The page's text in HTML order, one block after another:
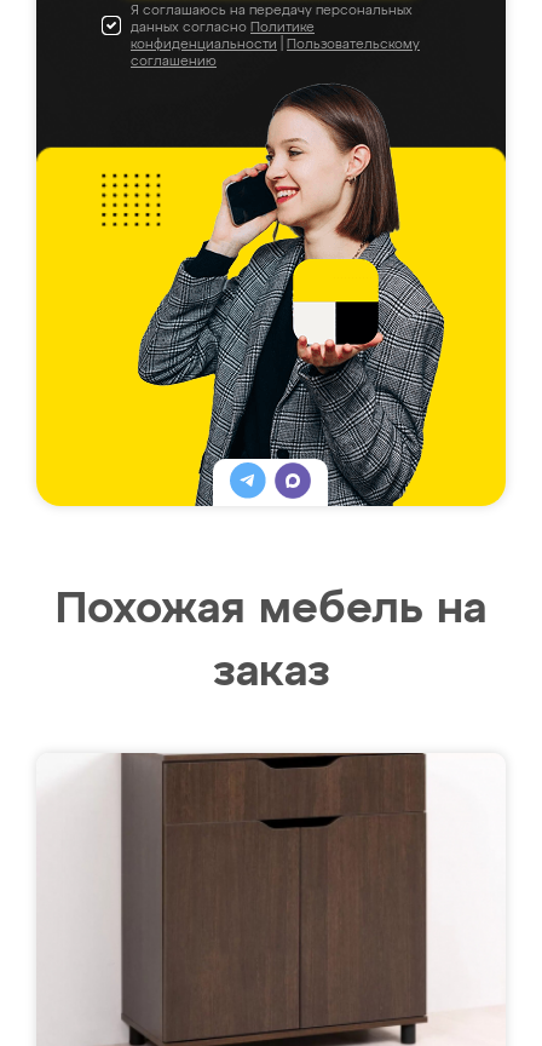
Я соглашаюсь на передачу персональных
данных согласно Политике
конфиденциальности
Пользовательскому
соглашению
Похожая мебель на
заказ